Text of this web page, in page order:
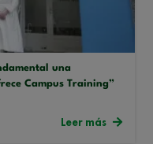
una
Campus Training”
Leer más